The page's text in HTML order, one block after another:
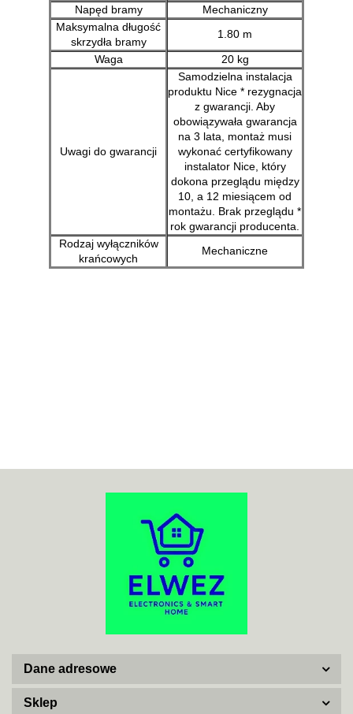
Napęd bramy
Mechaniczny
Maksymalna długość
skrzydła bramy
1.80 m
Waga
20 kg
Uwagi do gwarancji
Samodzielna instalacja
produktu Nice * rezygnacja
z gwarancji. Aby
obowiązywała gwarancja
na 3 lata, montaż musi
wykonać certyfikowany
instalator Nice, który
dokona przeglądu między
10, a 12 miesiącem od
montażu. Brak przeglądu *
rok gwarancji producenta.
Rodzaj wyłączników
krańcowych
Mechaniczne
ACO
ADATA
Dane adresowe
Sklep